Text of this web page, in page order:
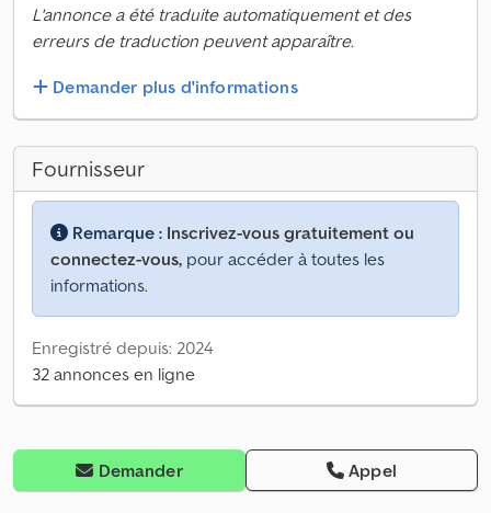
L'annonce a été traduite automatiquement et des
erreurs de traduction peuvent apparaître.
Demander plus d'informations
Fournisseur
Remarque : Inscrivez-vous gratuitement ou
connectez-vous, pour accéder à toutes les
informations.
Enregistré depuis: 2024
32 annonces en ligne
Demander Appel